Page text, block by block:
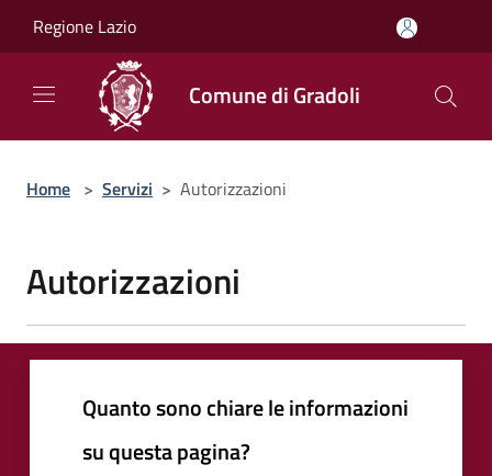
Regione Lazio
Comune di Gradoli
Home > Servizi > Autorizzazioni
Autorizzazioni
Quanto sono chiare le informazioni
su questa pagina?